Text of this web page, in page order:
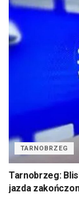
TARNOBRZEG
Tarnobrzeg:
jazda